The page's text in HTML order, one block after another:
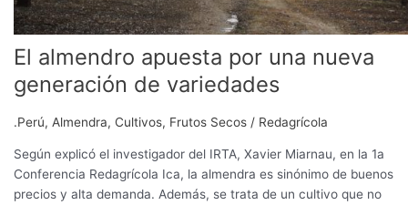
El almendro apuesta por una nueva
generación de variedades
.Perú, Almendra, Cultivos, Frutos Secos / Redagrícola
Según explicó el investigador del IRTA, Xavier Miarnau, en la 1a
Conferencia Redagrícola Ica, la almendra es sinónimo de buenos
precios y alta demanda. Además, se trata de un cultivo que no